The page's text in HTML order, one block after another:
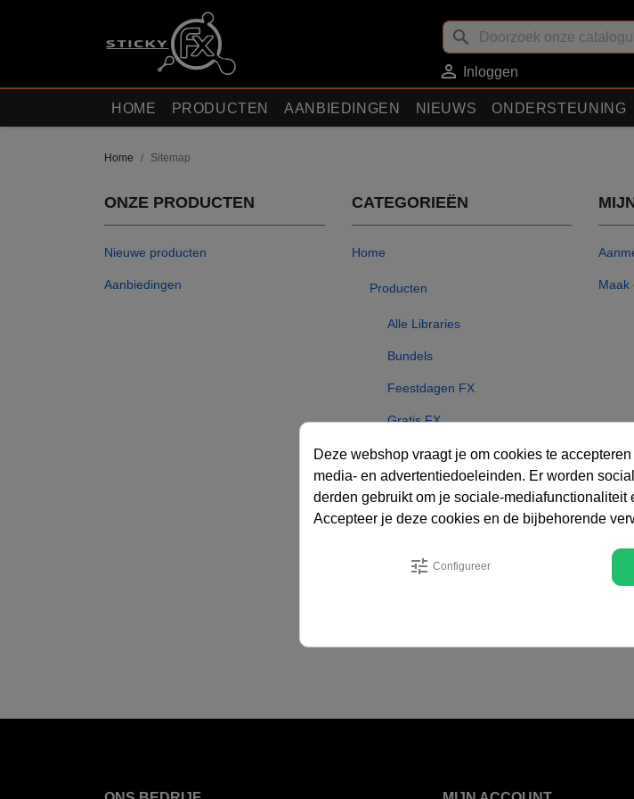
search

Inloggen
HOME PRODUCTEN AANBIEDINGEN NIEUWS ONDERSTEUNING
Home Sitemap
ONZE PRODUCTEN
Nieuwe producten
Aanbiedingen
CATEGORIEËN
Home
Producten
Alle Libraries
Bundels
Feestdagen FX
Gratis FX
Maak
Deze webshop vraagt je om cookies te
media- en advertentiedoeleinden. Er worden
derden gebruikt om je sociale-
Accepteer je deze cookies en de bijbehorende
tune Configureer